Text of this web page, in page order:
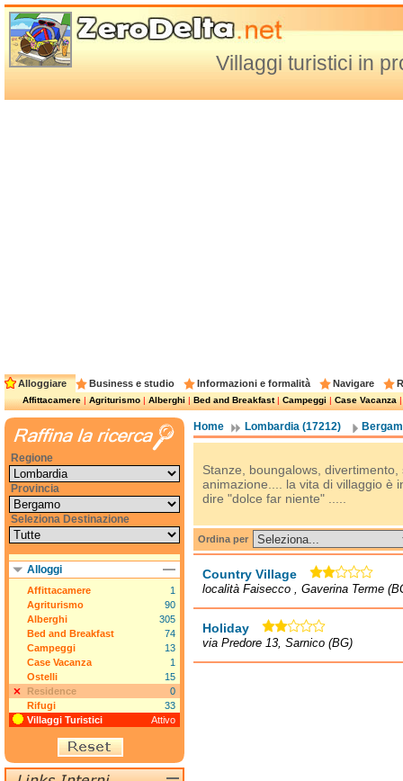
Villaggi turistici in
Alloggiare Business e studio Informazioni e formalità Navigare
Affittacamere|Agriturismo|Alberghi|Bed and Breakfast|Campeggi|Case Vacanza
Home Lombardia (17212)
Stanze, boungalows,
animazione.... la vita di villaggio è
dire "dolce far niente" .....
Ordina per
Country Village
località Faisecco , Gaverina Terme
Holiday
via Predore 13, Sarnico (BG)
Regione
Provincia
Seleziona Destinazione
Alloggi
Affittacamere
1
Agriturismo
90
Alberghi
305
Bed and Breakfast
74
Campeggi
13
Case Vacanza
1
Ostelli
15
Residence
0
Rifugi
33
Villaggi Turistici
Attivo